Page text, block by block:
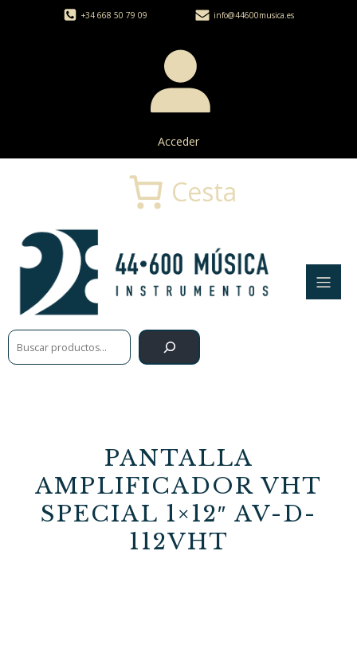
+34 668 50 79 09 info@44600musica.es
Acceder
Buscar
Cesta
PANTALLA
AMPLIFICADOR VHT
SPECIAL 1×12″ AV-D-
112VHT